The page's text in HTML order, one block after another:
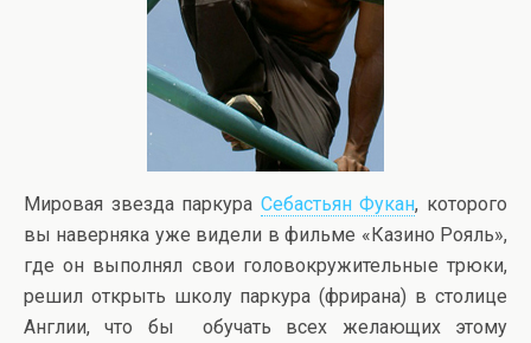
Мировая звезда паркура Себастьян Фукан, которого
вы наверняка уже видели в фильме «Казино Рояль»,
где он выполнял свои головокружительные трюки,
решил открыть школу паркура (фрирана) в столице
Англии, что бы обучать всех желающих этому